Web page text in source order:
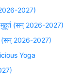
2027)
(सन् 2026-2027)
(सन् 2026-2027)
Yoga